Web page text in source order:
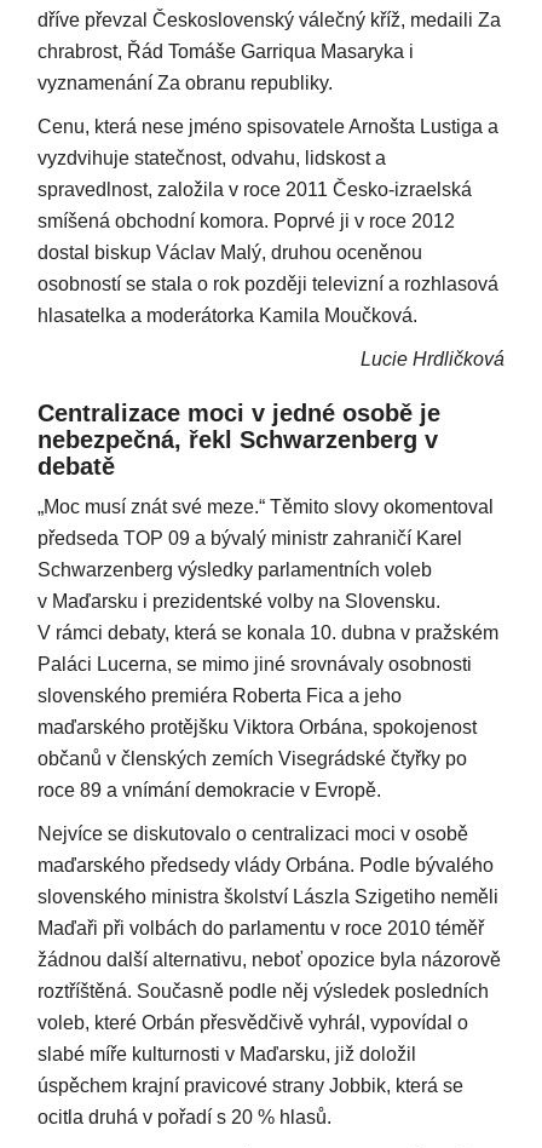
dříve převzal Československý válečný kříž, medaili Za
chrabrost, Řád Tomáše Garriqua Masaryka i
vyznamenání Za obranu republiky.
Cenu, která nese jméno spisovatele Arnošta Lustiga a
vyzdvihuje statečnost, odvahu, lidskost a
spravedlnost, založila v roce 2011 Česko-izraelská
smíšená obchodní komora. Poprvé ji v roce 2012
dostal biskup Václav Malý, druhou oceněnou
osobností se stala o rok později televizní a rozhlasová
hlasatelka a moderátorka Kamila Moučková.
Lucie Hrdličková
Centralizace moci v jedné osobě je
nebezpečná, řekl Schwarzenberg v
debatě
„Moc musí znát své meze.“ Těmito slovy okomentoval
předseda TOP 09 a bývalý ministr zahraničí Karel
Schwarzenberg výsledky parlamentních voleb
v Maďarsku i prezidentské volby na Slovensku.
V rámci debaty, která se konala 10. dubna v pražském
Paláci Lucerna, se mimo jiné srovnávaly osobnosti
slovenského premiéra Roberta Fica a jeho
maďarského protějšku Viktora Orbána, spokojenost
občanů v členských zemích Visegrádské čtyřky po
roce 89 a vnímání demokracie v Evropě.
Nejvíce se diskutovalo o centralizaci moci v osobě
maďarského předsedy vlády Orbána. Podle bývalého
slovenského ministra školství Lászla Szigetiho neměli
Maďaři při volbách do parlamentu v roce 2010 téměř
žádnou další alternativu, neboť opozice byla názorově
roztříštěná. Současně podle něj výsledek posledních
voleb, které Orbán přesvědčivě vyhrál, vypovídal o
slabé míře kulturnosti v Maďarsku, již doložil
úspěchem krajní pravicové strany Jobbik, která se
ocitla druhá v pořadí s 20 % hlasů.